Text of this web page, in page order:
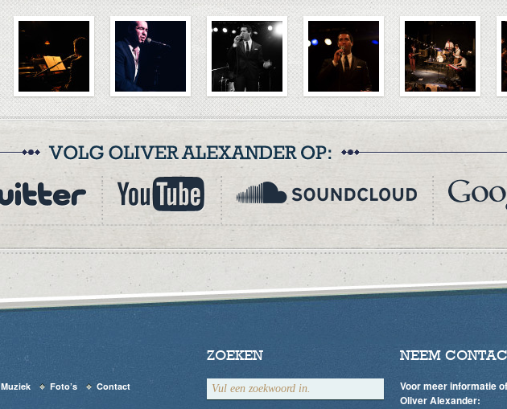
Muziek Foto’s Contact
ZOEKEN
NEEM
Voor meer informatie
Oliver Alexander: